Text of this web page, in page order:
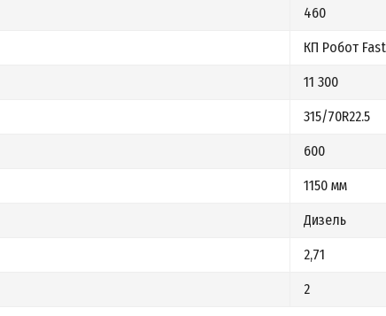
460
КП Робот Fast
11 300
315/70R22.5
600
1150 мм
Дизель
2,71
2